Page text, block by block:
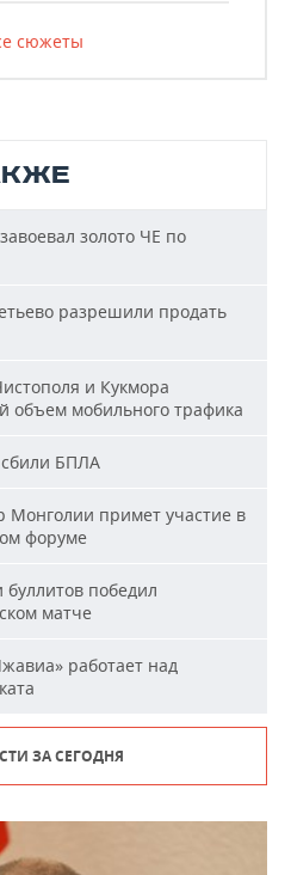
сюжеты
золото ЧЕ по
разрешили продать
и Кукмора
объем мобильного трафика
БПЛА
Монголии примет участие в
форуме
буллитов победил
матче
работает над
ЗА СЕГОДНЯ